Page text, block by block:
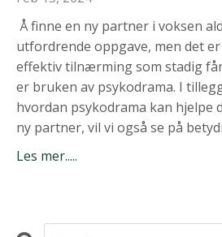
Å finne en ny partner i voksen
utfordrende oppgave, men det
effektiv tilnærming som stadig
er bruken av psykodrama. I
hvordan psykodrama kan hjelpe
ny partner, vil vi også se på
Les mer.....